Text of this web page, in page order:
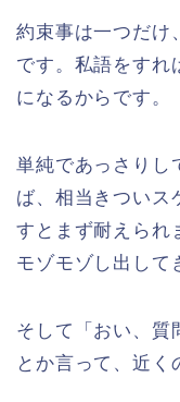
約束事は一つだけ
です。私語をすれ
になるからです。
単純であっさりし
ば、相当きついス
すとまず耐えられ
モゾモゾし出して
そして「おい、質
とか言って、近く